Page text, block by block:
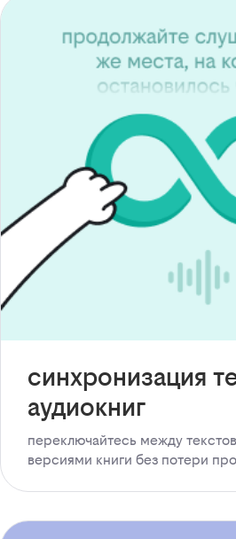
синхронизация
аудиокниг
переключайтесь между
версиями книги без потери